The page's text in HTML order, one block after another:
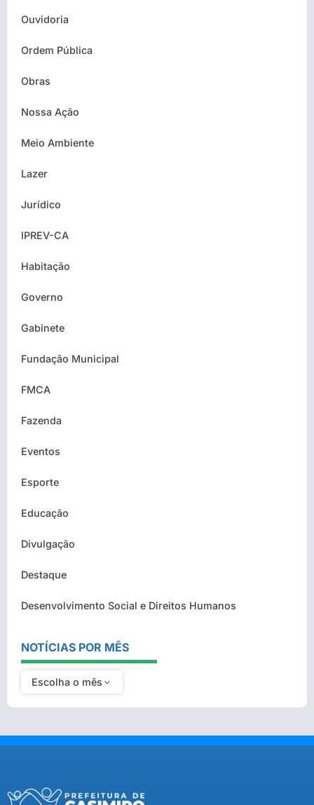
Ouvidoria
Ordem Pública
Obras
Nossa Ação
Meio Ambiente
Lazer
Jurídico
IPREV-CA
Habitação
Governo
Gabinete
Fundação Municipal
FMCA
Fazenda
Eventos
Esporte
Educação
Divulgação
Destaque
Desenvolvimento Social e Direitos Humanos
NOTÍCIAS POR MÊS
Escolha o mês